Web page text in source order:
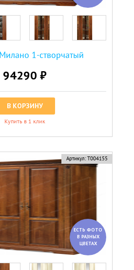
1-створчатый
94290 ₽
В КОРЗИНУ
Купить в 1 клик
Артикул: Т004155
ЕСТЬ ФОТО
В РАЗНЫХ
ЦВЕТАХ